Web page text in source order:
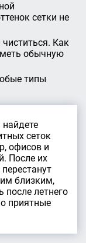
сетки не
чиститься. Как
обычную
типы
сеток
офисов и
После их
близким,
после летнего
приятные